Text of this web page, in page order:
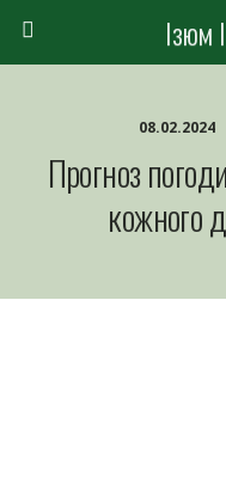
Ізюм
08.02.2024
Прогноз
кожного